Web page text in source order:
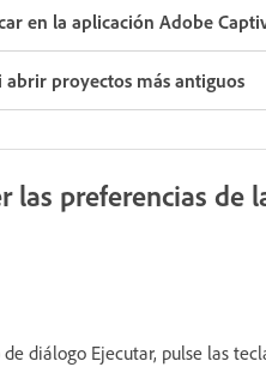
en la aplicación Adobe
abrir proyectos más antiguos
las preferencias de
diálogo Ejecutar, pulse las